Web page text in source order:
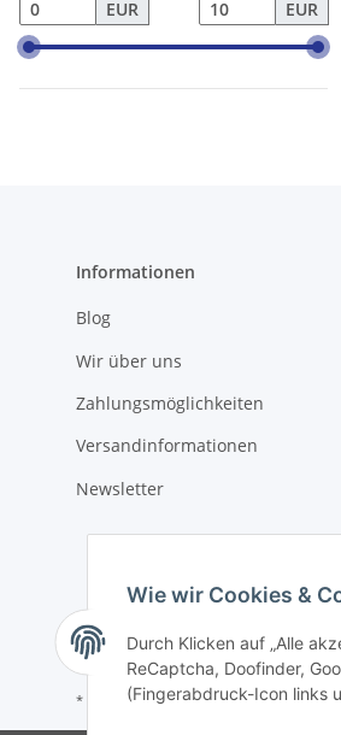
EUR
EUR
Informationen
Blog
Wir über uns
Zahlungsmöglichkeiten
Versandinformationen
Newsletter
* Alle Preise inkl. gesetzlicher USt., zzgl.
Wie wir Cookies &
Durch Klicken auf „Alle
ReCaptcha, Doofinder,
(Fingerabdruck-Icon links